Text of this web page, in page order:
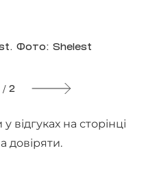
Фото: Shelest
/ 2
відгуках на сторінці
довіряти.